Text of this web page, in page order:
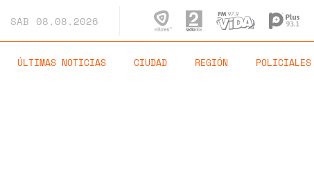
SÁB 08.08.2026
ÚLTIMAS NOTICIAS CIUDAD REGIÓN POLICIALES